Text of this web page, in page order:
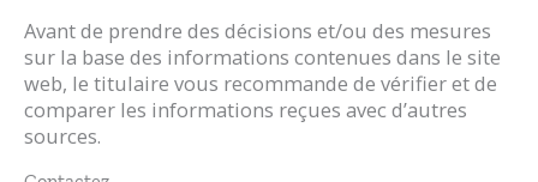
Avant de prendre des décisions et/ou des mesures
sur la base des informations contenues dans le site
web, le titulaire vous recommande de vérifier et de
comparer les informations reçues avec d’autres
sources.